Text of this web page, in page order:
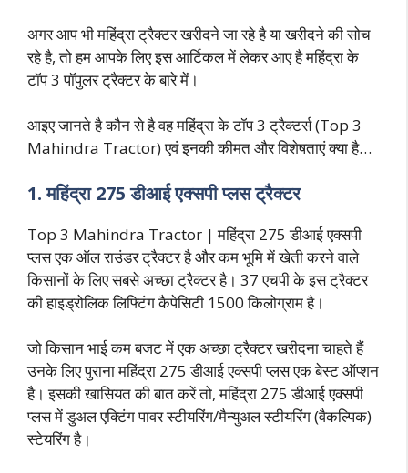
अगर आप भी महिंद्रा ट्रैक्टर खरीदने जा रहे है या खरीदने की सोच
रहे है, तो हम आपके लिए इस आर्टिकल में लेकर आए है महिंद्रा के
टॉप 3 पॉपुलर ट्रैक्टर के बारे में।
आइए जानते है कौन से है वह महिंद्रा के टॉप 3 ट्रैक्टर्स (Top 3
Mahindra Tractor) एवं इनकी कीमत और विशेषताएं क्या है…
1. महिंद्रा 275 डीआई एक्सपी प्लस ट्रैक्टर
Top 3 Mahindra Tractor | महिंद्रा 275 डीआई एक्सपी
प्लस एक ऑल राउंडर ट्रैक्टर है और कम भूमि में खेती करने वाले
किसानों के लिए सबसे अच्छा ट्रैक्टर है। 37 एचपी के इस ट्रैक्टर
की हाइड्रोलिक लिफ्टिंग कैपेसिटी 1500 किलोग्राम है।
जो किसान भाई कम बजट में एक अच्छा ट्रैक्टर खरीदना चाहते हैं
उनके लिए पुराना महिंद्रा 275 डीआई एक्सपी प्लस एक बेस्ट ऑप्शन
है। इसकी खासियत की बात करें तो, महिंद्रा 275 डीआई एक्सपी
प्लस में डुअल एक्टिंग पावर स्टीयरिंग/मैन्युअल स्टीयरिंग (वैकल्पिक)
स्टेयरिंग है।